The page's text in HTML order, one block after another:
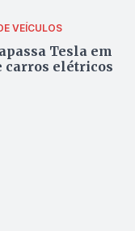
VEÍCULOS
Tesla em
carros elétricos